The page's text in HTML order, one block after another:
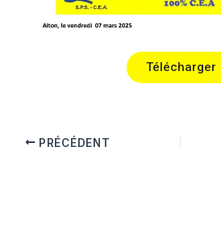
Télécharger
PRÉCÉDENT